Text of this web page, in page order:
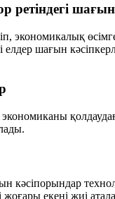
ретіндегі шағын
экономикалық
шағын
кәсіпорындар
жоғары екені жиі